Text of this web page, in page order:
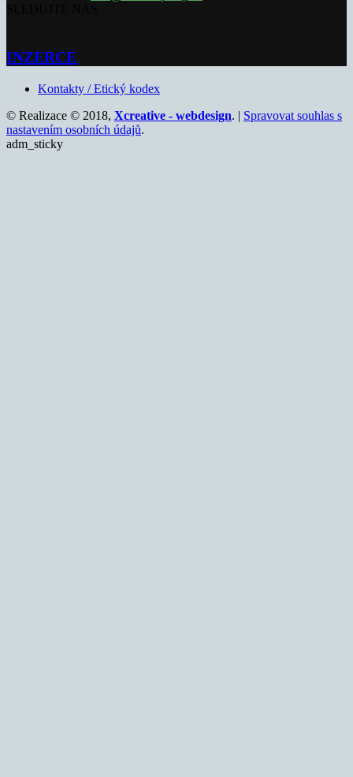
INZERCE
Kontakty / Etický kodex
© Realizace © 2018, Xcreative - webdesign. | Spravovat souhlas s
nastavením osobních údajů.
adm_sticky